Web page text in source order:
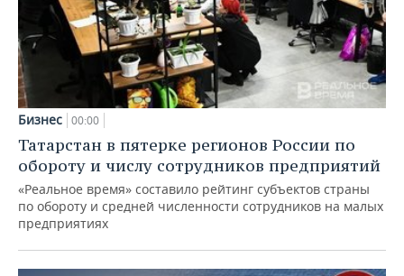
Бизнес 00:00
Татарстан в пятерке регионов России по
обороту и числу сотрудников предприятий
«Реальное время» составило рейтинг субъектов страны
по обороту и средней численности сотрудников на малых
предприятиях